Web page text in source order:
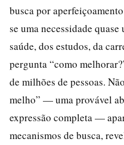
busca por
se uma necessidade
saúde, dos estudos, da
pergunta “como
de milhões de pessoas.
melho” — uma provável
expressão completa —
mecanismos de busca,